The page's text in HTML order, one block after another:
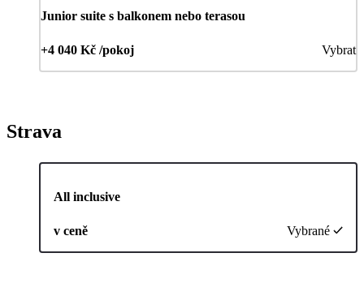
Junior suite s balkonem nebo terasou
+4 040 Kč /pokoj Vybrat
Strava
All inclusive
v ceně Vybrané